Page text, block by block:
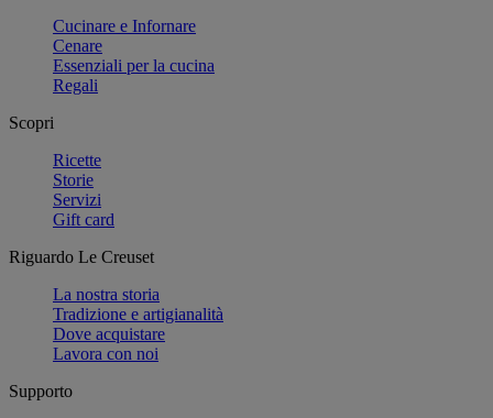
Cucinare e Infornare
Cenare
Essenziali per la cucina
Regali
Scopri
Ricette
Storie
Servizi
Gift card
Riguardo Le Creuset
La nostra storia
Tradizione e artigianalità
Dove acquistare
Lavora con noi
Supporto